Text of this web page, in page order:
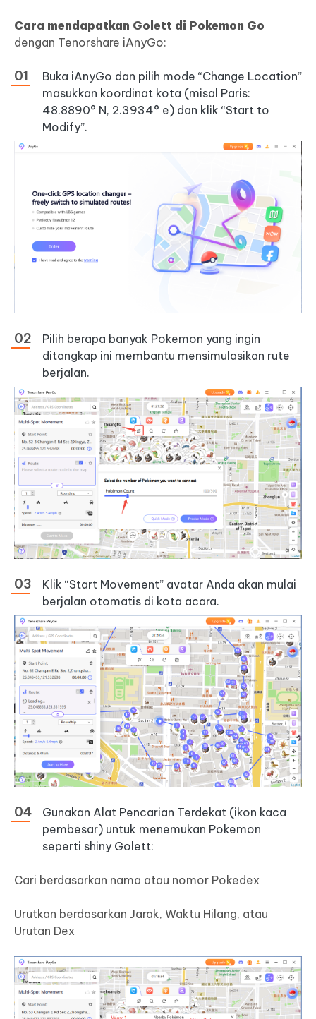
Cara mendapatkan Golett di Pokemon Go
dengan Tenorshare iAnyGo:
Buka iAnyGo dan pilih mode “Change Location”
masukkan koordinat kota (misal Paris:
48.8890° N, 2.3934° e) dan klik “Start to
Modify”.
Pilih berapa banyak Pokemon yang ingin
ditangkap ini membantu mensimulasikan rute
berjalan.
Klik “Start Movement” avatar Anda akan mulai
berjalan otomatis di kota acara.
Gunakan Alat Pencarian Terdekat (ikon kaca
pembesar) untuk menemukan Pokemon
seperti shiny Golett:
Cari berdasarkan nama atau nomor Pokedex
Urutkan berdasarkan Jarak, Waktu Hilang, atau
Urutan Dex